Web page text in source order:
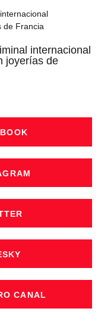
internacional
joyerías de
CANAL